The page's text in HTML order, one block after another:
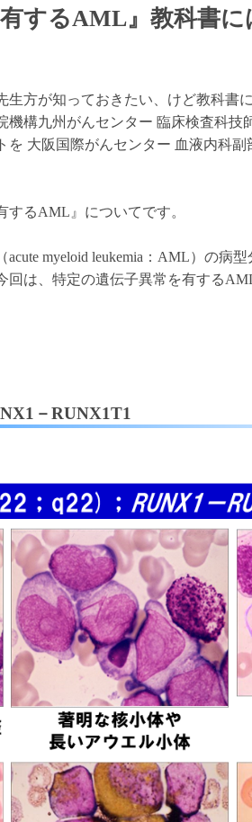
有するAML』教科書
生方が知っておきたい、けど教科書
機構九州がんセンター 臨床検査科技
を 大阪国際がんセンター 血液内科
るAML』についてです。
myeloid leukemia：AML）の病
回は、特定の遺伝子異常を有する
－RUNX1T1